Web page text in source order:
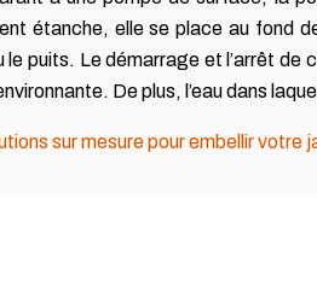
étanche, elle se place au fond
le puits. Le démarrage et l’arrêt de
De plus, l’eau dans
sur mesure pour embellir votre